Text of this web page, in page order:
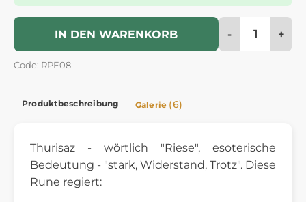
IN DEN WARENKORB - +
Code: RPE08
Produktbeschreibung Galerie (6)
Thurisaz - wörtlich "Riese", esoterische
Bedeutung - "stark, Widerstand, Trotz". Diese
Rune regiert: